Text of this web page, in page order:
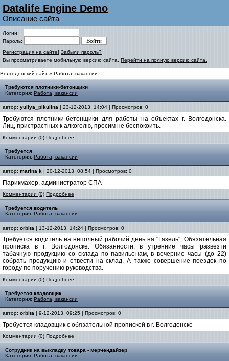
Datalife Engine Demo
Описание сайта
Логин:
Пароль:
Регистрация на сайте! Забыли пароль?
Вы просматриваете мобильную версию сайта. Перейти на полную версию сайта.
Волгодонский сайт » Работа, вакансии
Требуются плотники-бетонщики
Категория: Работа, вакансии
автор: yuliya_pikulina | 23-12-2013, 14:04 | Просмотров: 0
Требуются плотники-бетонщики для работы на объектах г. Волгодонска.
Лиц, пристрастных к алкоголю, просим не беспокоить.
Комментарии (0) Подробнее
Требуется
Категория: Работа, вакансии
автор: marina k | 20-12-2013, 08:54 | Просмотров: 0
Парикмахер, администратор СПА
Комментарии (0) Подробнее
Требуется водитель
Категория: Работа, вакансии
автор: orbita | 13-12-2013, 14:24 | Просмотров: 0
Требуется водитель на неполный рабочий день на "Газель". Обязательная
прописка в г. Волгодонске. Обязанности: в утренние часы развезти
табачную продукцию со склада по павильонам, в вечерние часы (до 22)
собрать продукцию и отвести на склад. А также совершение поездок по
городу по поручению руководства.
Комментарии (0) Подробнее
Требуется кладовщик
Категория: Работа, вакансии
автор: orbita | 9-12-2013, 09:25 | Просмотров: 0
Требуется кладовщик с обязательной пропиской в г. Волгодонске
Комментарии (0) Подробнее
Сотрудник на выкладку товара - мерчендайзер
Категория: Работа, вакансии